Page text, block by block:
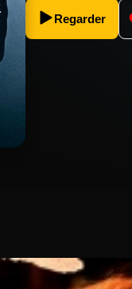
Regarder